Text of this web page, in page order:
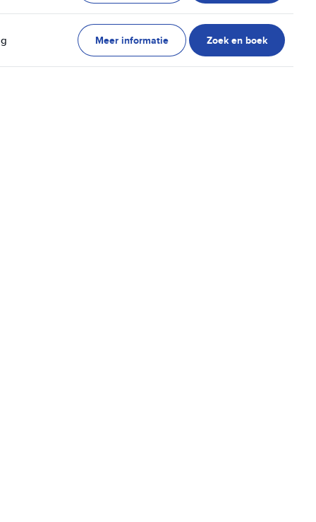
Meer informatie Zoek en boek